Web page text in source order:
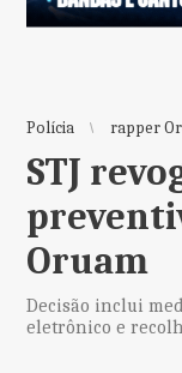
Polícia rapper
STJ
Oruam
Decisão inclui
eletrônico e